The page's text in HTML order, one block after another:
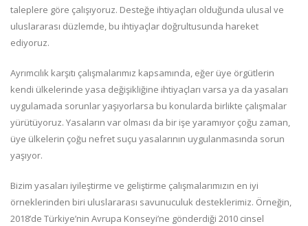
taleplere göre çalışıyoruz. Desteğe ihtiyaçları olduğunda ulusal ve
uluslararası düzlemde, bu ihtiyaçlar doğrultusunda hareket
ediyoruz.
Ayrımcılık karşıtı çalışmalarımız kapsamında, eğer üye örgütlerin
kendi ülkelerinde yasa değişikliğine ihtiyaçları varsa ya da yasaları
uygulamada sorunlar yaşıyorlarsa bu konularda birlikte çalışmalar
yürütüyoruz. Yasaların var olması da bir işe yaramıyor çoğu zaman,
üye ülkelerin çoğu nefret suçu yasalarının uygulanmasında sorun
yaşıyor.
Bizim yasaları iyileştirme ve geliştirme çalışmalarımızın en iyi
örneklerinden biri uluslararası savunuculuk desteklerimiz. Örneğin,
2018’de Türkiye’nin Avrupa Konseyi’ne gönderdiği 2010 cinsel